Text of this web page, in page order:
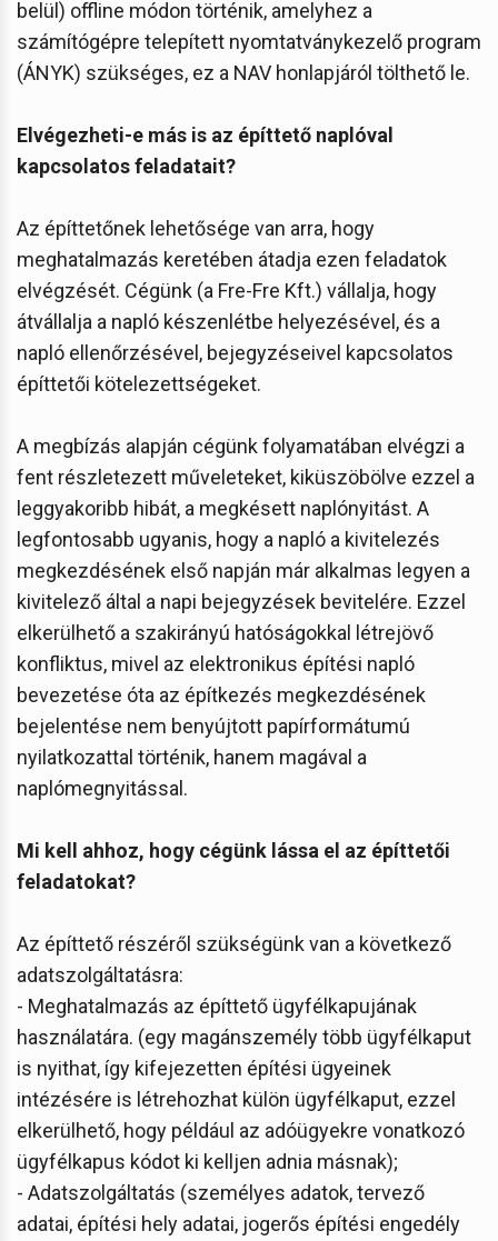
belül) offline módon történik, amelyhez a
számítógépre telepített nyomtatványkezelő program
(ÁNYK) szükséges, ez a NAV honlapjáról tölthető le.
Elvégezheti-e más is az építtető naplóval
kapcsolatos feladatait?
Az építtetőnek lehetősége van arra, hogy
meghatalmazás keretében átadja ezen feladatok
elvégzését. Cégünk (a Fre-Fre Kft.) vállalja, hogy
átvállalja a napló készenlétbe helyezésével, és a
napló ellenőrzésével, bejegyzéseivel kapcsolatos
építtetői kötelezettségeket.
A megbízás alapján cégünk folyamatában elvégzi a
fent részletezett műveleteket, kiküszöbölve ezzel a
leggyakoribb hibát, a megkésett naplónyitást. A
legfontosabb ugyanis, hogy a napló a kivitelezés
megkezdésének első napján már alkalmas legyen a
kivitelező által a napi bejegyzések bevitelére. Ezzel
elkerülhető a szakirányú hatóságokkal létrejövő
konfliktus, mivel az elektronikus építési napló
bevezetése óta az építkezés megkezdésének
bejelentése nem benyújtott papírformátumú
nyilatkozattal történik, hanem magával a
naplómegnyitással.
Mi kell ahhoz, hogy cégünk lássa el az építtetői
feladatokat?
Az építtető részéről szükségünk van a következő
adatszolgáltatásra:
- Meghatalmazás az építtető ügyfélkapujának
használatára. (egy magánszemély több ügyfélkaput
is nyithat, így kifejezetten építési ügyeinek
intézésére is létrehozhat külön ügyfélkaput, ezzel
elkerülhető, hogy például az adóügyekre vonatkozó
ügyfélkapus kódot ki kelljen adnia másnak);
- Adatszolgáltatás (személyes adatok, tervező
adatai, építési hely adatai, jogerős építési engedély